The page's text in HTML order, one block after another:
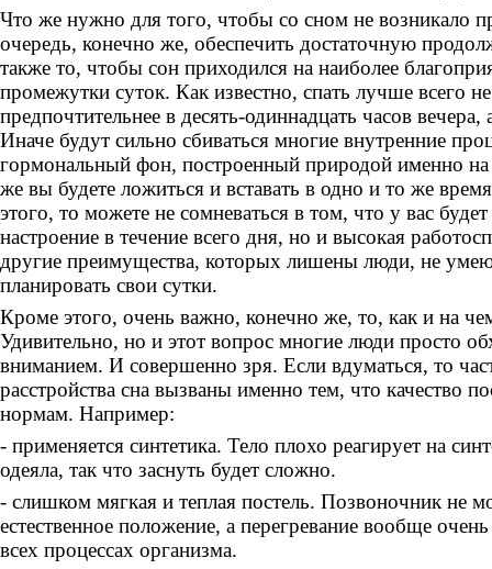
Что же нужно для того, чтобы со сном не возникало
очередь, конечно же, обеспечить достаточную
также то, чтобы сон приходился на наиболее
промежутки суток. Как известно, спать лучше всего
предпочтительнее в десять-одиннадцать часов
Иначе будут сильно сбиваться многие внутренние
гормональный фон, построенный природой именно
же вы будете ложиться и вставать в одно и то же
этого, то можете не сомневаться в том, что у вас
настроение в течение всего дня, но и высокая
другие преимущества, которых лишены люди, не
планировать свои сутки.
Кроме этого, очень важно, конечно же, то, как и на
Удивительно, но и этот вопрос многие люди просто
вниманием. И совершенно зря. Если вдуматься, то
расстройства сна вызваны именно тем, что качество
нормам. Например:
- применяется синтетика. Тело плохо реагирует на
одеяла, так что заснуть будет сложно.
- слишком мягкая и теплая постель. Позвоночник не
естественное положение, а перегревание вообще
всех процессах организма.